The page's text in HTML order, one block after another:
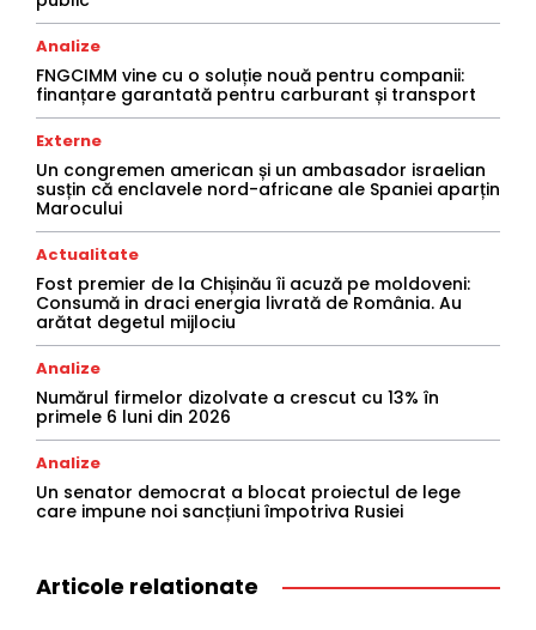
Analize
FNGCIMM vine cu o soluție nouă pentru companii:
finanțare garantată pentru carburant și transport
Externe
Un congremen american și un ambasador israelian
susțin că enclavele nord-africane ale Spaniei aparțin
Marocului
Actualitate
Fost premier de la Chișinău îi acuză pe moldoveni:
Consumă in draci energia livrată de România. Au
arătat degetul mijlociu
Analize
Numărul firmelor dizolvate a crescut cu 13% în
primele 6 luni din 2026
Analize
Un senator democrat a blocat proiectul de lege
care impune noi sancțiuni împotriva Rusiei
Articole relationate